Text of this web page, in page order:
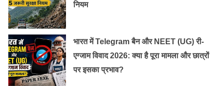
किया। अंबेडकर ने एक बौद्ध भिक्षु से पारंपरिक तरीके से तीन रत्न
ग्रहण और पंचशील को अपनाते हुये बौद्ध धर्म ग्रहण किया। 1948
से अंबेडकर मधुमेह से पीड़ित थे।
डॉ. भीम राव अंबेडकर ने 6 दिसंबर 1956 को अंतिम सांस ली थी।
भारत रत्‍न आंबेडकर की बातें आज भी उतनी ही प्रासंगिक हैं जितनी
नियम
भारत में Telegram बैन और NEET (UG) री-
एग्जाम विवाद 2026: क्या है पूरा मामला और छात्रों
पर इसका प्रभाव?